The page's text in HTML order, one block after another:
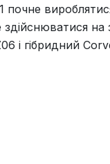
на
і гібридний